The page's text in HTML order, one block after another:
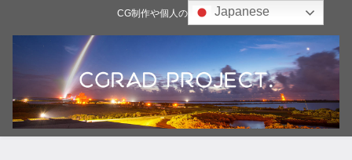
CG制作や個人の雑記ブログJapanese